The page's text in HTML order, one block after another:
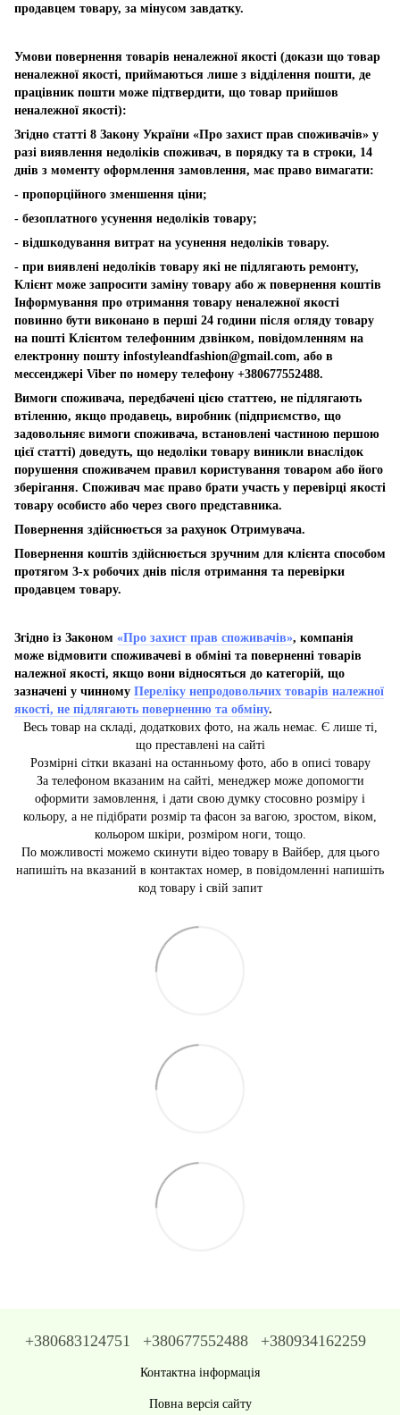
продавцем товару, за мінусом завдатку.
Умови повернення товарів неналежної якості (докази що товар
неналежної якості, приймаються лише з відділення пошти, де
працівник пошти може підтвердити, що товар прийшов
неналежної якості):
Згідно статті 8 Закону України «Про захист прав споживачів» у
разі виявлення недоліків споживач, в порядку та в строки, 14
днів з моменту оформлення замовлення, має право вимагати:
- пропорційного зменшення ціни;
- безоплатного усунення недоліків товару;
- відшкодування витрат на усунення недоліків товару.
- при виявлені недоліків товару які не підлягають ремонту,
Клієнт може запросити заміну товару або ж повернення коштів
Інформування про отримання товару неналежної якості
повинно бути виконано в перші 24 години після огляду товару
на пошті Клієнтом телефонним дзвінком, повідомленням на
електронну пошту infostyleandfashion@gmail.com, або в
мессенджері Viber по номеру телефону +380677552488.
Вимоги споживача, передбачені цією статтею, не підлягають
втіленню, якщо продавець, виробник (підприємство, що
задовольняє вимоги споживача, встановлені частиною першою
цієї статті) доведуть, що недоліки товару виникли внаслідок
порушення споживачем правил користування товаром або його
зберігання. Споживач має право брати участь у перевірці якості
товару особисто або через свого представника.
Повернення здійснюється за рахунок Отримувача.
Повернення коштів здійснюється зручним для клієнта способом
протягом 3-х робочих днів після отримання та перевірки
продавцем товару.
Згідно із Законом «Про захист прав споживачів», компанія
може відмовити споживачеві в обміні та поверненні товарів
належної якості, якщо вони відносяться до категорій, що
зазначені у чинному Переліку непродовольчих товарів належної
якості, не підлягають поверненню та обміну.
Весь товар на складі, додаткових фото, на жаль немає. Є лише ті,
що преставлені на сайті
Розмірні сітки вказані на останньому фото, або в описі товару
За телефоном вказаним на сайті, менеджер може допомогти
оформити замовлення, і дати свою думку стосовно розміру і
кольору, а не підібрати розмір та фасон за вагою, зростом, віком,
кольором шкіри, розміром ноги, тощо.
По можливості можемо скинути відео товару в Вайбер, для цього
напишіть на вказаний в контактах номер, в повідомленні напишіть
код товару і свій запит
+380683124751 +380677552488 +380934162259
Контактна інформація
Повна версія сайту